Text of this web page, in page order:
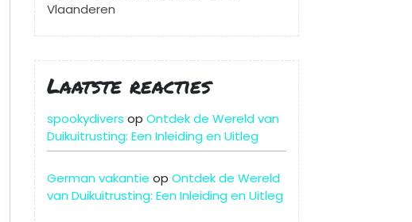
Vlaanderen
Laatste reacties
spookydivers op Ontdek de Wereld van
Duikuitrusting: Een Inleiding en Uitleg
German vakantie op Ontdek de Wereld
van Duikuitrusting: Een Inleiding en Uitleg